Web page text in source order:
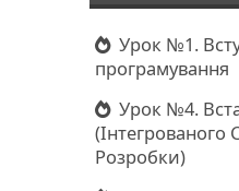
Урок №1.
програмування
Урок №4.
Розробки)